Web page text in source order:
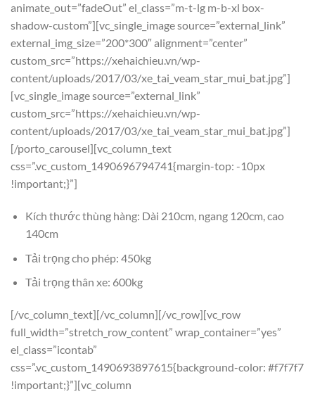
animate_out=”fadeOut” el_class=”m-t-lg m-b-xl box-
shadow-custom”][vc_single_image source=”external_link”
external_img_size=”200*300″ alignment=”center”
custom_src=”https://xehaichieu.vn/wp-
content/uploads/2017/03/xe_tai_veam_star_mui_bat.jpg”]
[vc_single_image source=”external_link”
custom_src=”https://xehaichieu.vn/wp-
content/uploads/2017/03/xe_tai_veam_star_mui_bat.jpg”]
[/porto_carousel][vc_column_text
css=”.vc_custom_1490696794741{margin-top: -10px
!important;}”]
Kích thước thùng hàng: Dài 210cm, ngang 120cm, cao
140cm
Tải trọng cho phép: 450kg
Tải trọng thân xe: 600kg
[/vc_column_text][/vc_column][/vc_row][vc_row
full_width=”stretch_row_content” wrap_container=”yes”
el_class=”icontab”
css=”.vc_custom_1490693897615{background-color: #f7f7f7
!important;}”][vc_column